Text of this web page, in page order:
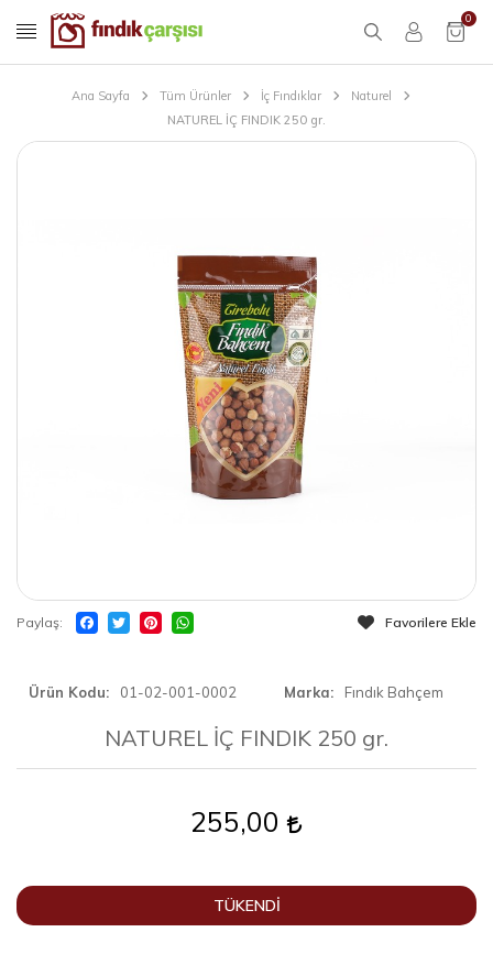
0
Ana Sayfa Tüm Ürünler İç Fındıklar
Naturel
NATUREL İÇ FINDIK 250 gr.
Paylaş Favorilere Ekle
Ürün Kodu 01-02-001-0002 Marka Fındık Bahçem
NATUREL İÇ FINDIK 250 gr.
255,00
TÜKENDİ